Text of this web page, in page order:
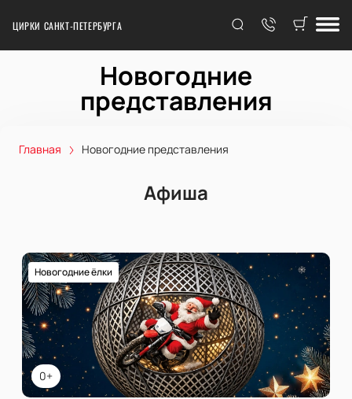
ЦИРКИ САНКТ-ПЕТЕРБУРГА
Новогодние
представления
Главная Новогодние представления
Афиша
0+
Новогодние ёлки